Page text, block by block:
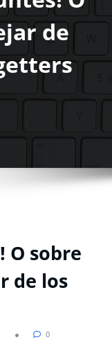
de
O sobre
de los
0